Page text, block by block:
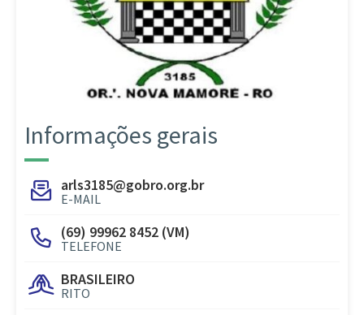
Informações gerais
arls3185@gobro.org.br
E-MAIL
(69) 99962 8452 (VM)
TELEFONE
BRASILEIRO
RITO